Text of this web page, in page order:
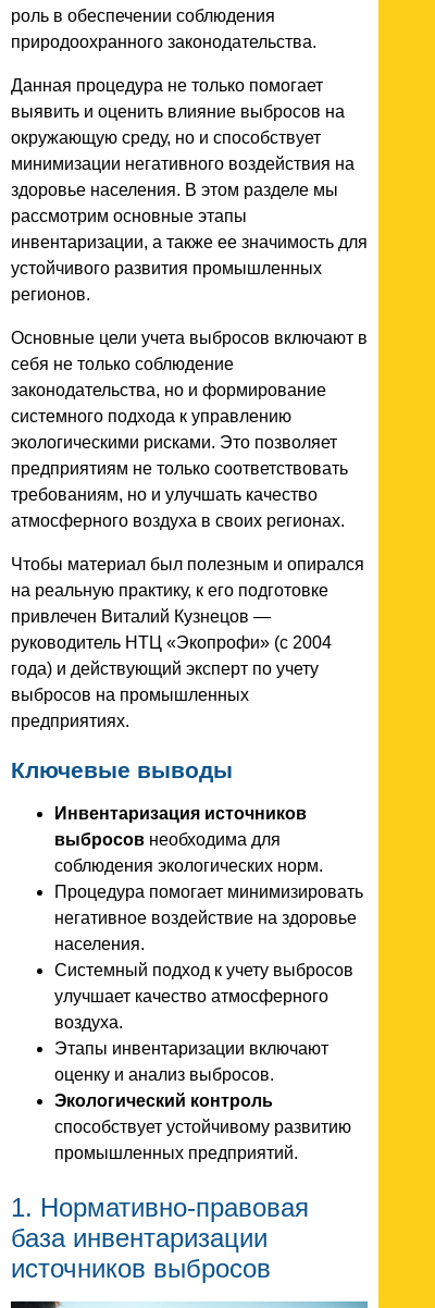
роль в обеспечении соблюдения
природоохранного законодательства.
Данная процедура не только помогает
выявить и оценить влияние выбросов на
окружающую среду, но и способствует
минимизации негативного воздействия на
здоровье населения. В этом разделе мы
рассмотрим основные этапы
инвентаризации, а также ее значимость для
устойчивого развития промышленных
регионов.
Основные цели учета выбросов включают в
себя не только соблюдение
законодательства, но и формирование
системного подхода к управлению
экологическими рисками. Это позволяет
предприятиям не только соответствовать
требованиям, но и улучшать качество
атмосферного воздуха в своих регионах.
Чтобы материал был полезным и опирался
на реальную практику, к его подготовке
привлечен Виталий Кузнецов —
руководитель НТЦ «Экопрофи» (с 2004
года) и действующий эксперт по учету
выбросов на промышленных
предприятиях.
Ключевые выводы
Инвентаризация источников
выбросов необходима для
соблюдения экологических норм.
Процедура помогает минимизировать
негативное воздействие на здоровье
населения.
Системный подход к учету выбросов
улучшает качество атмосферного
воздуха.
Этапы инвентаризации включают
оценку и анализ выбросов.
Экологический контроль
способствует устойчивому развитию
промышленных предприятий.
1. Нормативно-правовая
база инвентаризации
источников выбросов